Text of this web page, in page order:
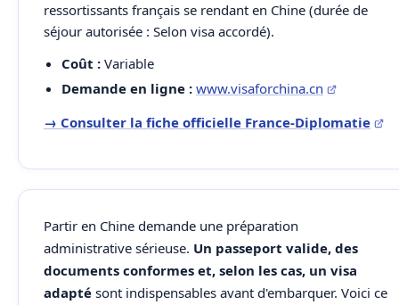
ressortissants français se rendant en Chine (durée de
séjour autorisée : Selon visa accordé).
Coût : Variable
Demande en ligne : www.visaforchina.cn
→ Consulter la fiche officielle France-Diplomatie
Partir en Chine demande une préparation
administrative sérieuse. Un passeport valide, des
documents conformes et, selon les cas, un visa
adapté sont indispensables avant d'embarquer. Voici ce